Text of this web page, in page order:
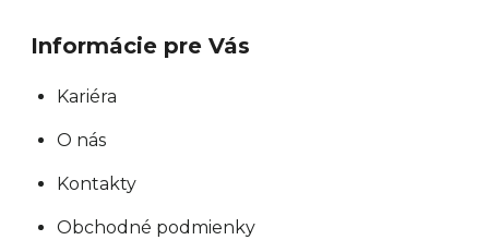
Informácie pre Vás
Kariéra
O nás
Kontakty
Obchodné podmienky